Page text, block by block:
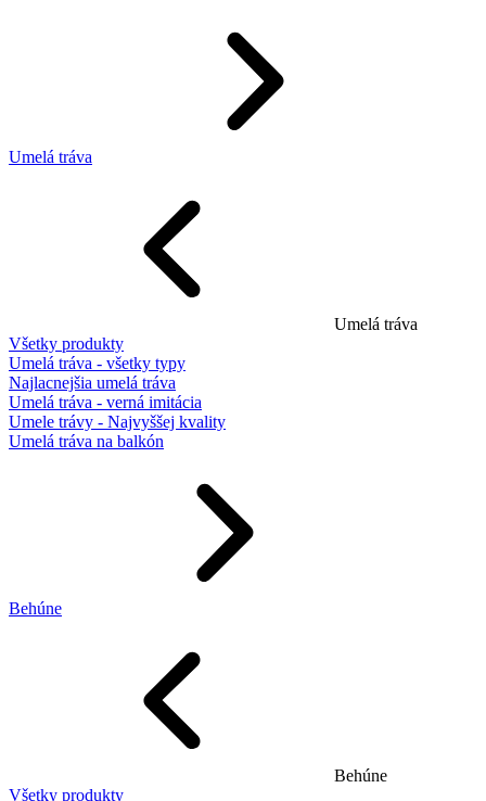
Umelá tráva
Umelá tráva
Všetky produkty
Umelá tráva - všetky typy
Najlacnejšia umelá tráva
Umelá tráva - verná imitácia
Umele trávy - Najvyššej kvality
Umelá tráva na balkón
Behúne
Behúne
Všetky produkty